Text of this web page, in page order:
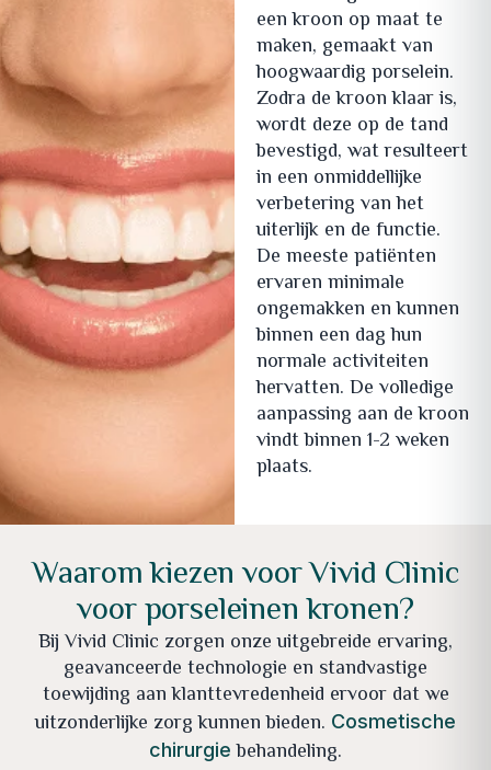
een kroon op maat te
maken, gemaakt van
hoogwaardig porselein.
Zodra de kroon klaar is,
wordt deze op de tand
bevestigd, wat resulteert
in een onmiddellijke
verbetering van het
uiterlijk en de functie.
De meeste patiënten
ervaren minimale
ongemakken en kunnen
binnen een dag hun
normale activiteiten
hervatten. De volledige
aanpassing aan de kroon
vindt binnen 1-2 weken
plaats.
Waarom kiezen voor Vivid Clinic
voor porseleinen kronen?
Bij Vivid Clinic zorgen onze uitgebreide ervaring,
geavanceerde technologie en standvastige
toewijding aan klanttevredenheid ervoor dat we
uitzonderlijke zorg kunnen bieden. Cosmetische
chirurgie behandeling.